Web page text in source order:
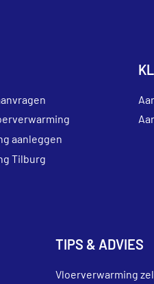
aanleggen
Tilburg
TIPS & ADVIES
Vloerverwarming